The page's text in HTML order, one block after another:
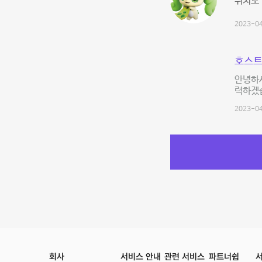
2023-
호스
안녕
력하
2023-
회사 서비스 안내 관련 서비스 파트너쉽